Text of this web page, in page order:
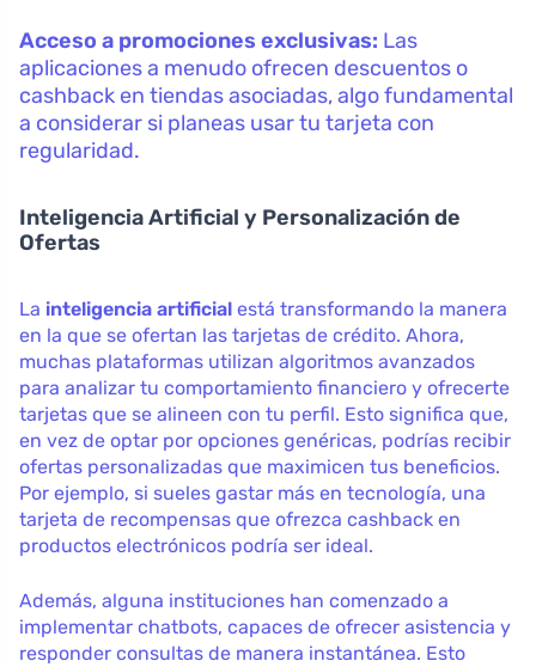
Acceso a promociones exclusivas: Las
aplicaciones a menudo ofrecen descuentos o
cashback en tiendas asociadas, algo fundamental
a considerar si planeas usar tu tarjeta con
regularidad.
Inteligencia Artificial y Personalización de
Ofertas
La inteligencia artificial está transformando la manera
en la que se ofertan las tarjetas de crédito. Ahora,
muchas plataformas utilizan algoritmos avanzados
para analizar tu comportamiento financiero y ofrecerte
tarjetas que se alineen con tu perfil. Esto significa que,
en vez de optar por opciones genéricas, podrías recibir
ofertas personalizadas que maximicen tus beneficios.
Por ejemplo, si sueles gastar más en tecnología, una
tarjeta de recompensas que ofrezca cashback en
productos electrónicos podría ser ideal.
Además, alguna instituciones han comenzado a
implementar chatbots, capaces de ofrecer asistencia y
responder consultas de manera instantánea. Esto